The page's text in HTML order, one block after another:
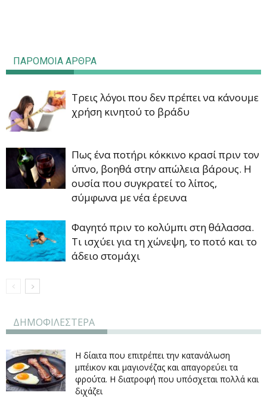
ΠΑΡΟΜΟΙΑ ΑΡΘΡΑ
Τρεις λόγοι που δεν πρέπει να κάνουμε
χρήση κινητού το βράδυ
Πως ένα ποτήρι κόκκινο κρασί πριν τον
ύπνο, βοηθά στην απώλεια βάρους. Η
ουσία που συγκρατεί το λίπος,
σύμφωνα με νέα έρευνα
Φαγητό πριν το κολύμπι στη θάλασσα.
Τι ισχύει για τη χώνεψη, το ποτό και το
άδειο στομάχι
ΔΗΜΟΦΙΛΕΣΤΕΡΑ
Η δίαιτα που επιτρέπει την κατανάλωση
μπέικον και μαγιονέζας και απαγορεύει τα
φρούτα. Η διατροφή που υπόσχεται πολλά και
διχάζει